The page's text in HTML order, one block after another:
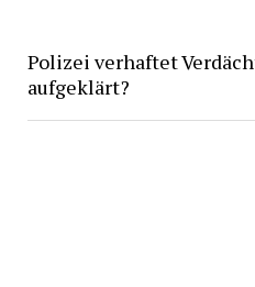
Polizei verhaftet
aufgeklärt?